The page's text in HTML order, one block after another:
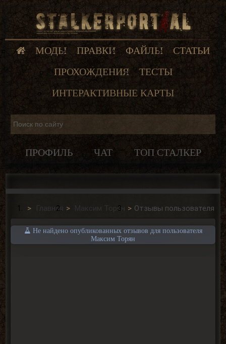
МОДЫ ПРАВКИ ФАЙЛЫ
СТАТЬИ
ПРОХОЖДЕНИЯ
ТЕСТЫ
ИНТЕРАКТИВНЫЕ КАРТЫ
ПРОФИЛЬ ЧАТ ТОП СТАЛКЕР
Главная Максим Торян Отзывы пользователя
Не найдено опубликованных отзывов для пользователя
Максим Торян